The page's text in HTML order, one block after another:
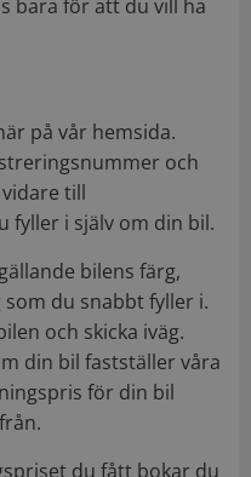
bara för att du vill ha
på vår hemsida.
och
till
fyller i själv om din bil.
bilens färg,
du snabbt fyller i.
och skicka iväg.
din bil fastställer våra
för din bil
du fått bokar du